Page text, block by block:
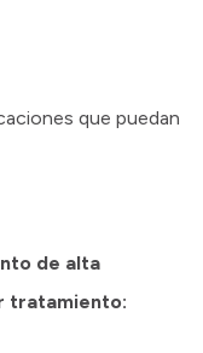
que puedan
de alta
tratamiento: